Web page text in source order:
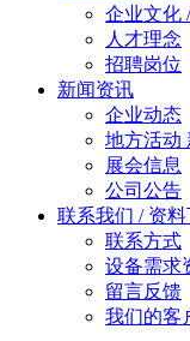
企业文化
人才理念
招聘岗位
新闻资讯
企业动态
地方活动
展会信息
公司公告
联系我们 / 资料
联系方式
设备需求
留言反馈
我们的客